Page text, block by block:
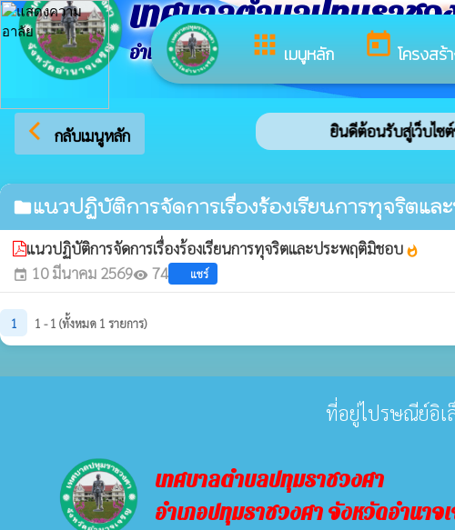
apps เมนูหลัก today โครงสร้
เทศบาลตำบลปทุมราชว
อำเภอปทุมราชวงศา จังหวัดอำนาจเจริญ
arrow_back_ios กลับเมนูหลัก ยินดีต้อนรับสู่เว็บไซ
folderแนวปฏิบัติการจัดการเรื่องร้องเรียนการทุจริตแ
แนวปฏิบัติการจัดการเรื่องร้องเรียนการทุจริตและประพฤติมิชอบ whatshot
event 10 มีนาคม 2569visibility 74 แชร์
1 1 - 1 (ทั้งหมด 1 รายการ)
ที่อยู่ไปรษณีย์อิเ
เทศบาลตำบลปทุมราชวงศา
อำเภอปทุมราชวงศา จังหวัดอำนาจ